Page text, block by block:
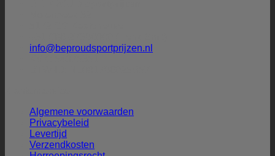
info@beproudsportprijzen.nl
Algemene voorwaarden
Privacybeleid
Levertijd
Verzendkosten